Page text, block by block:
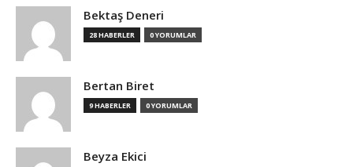
Bektaş Deneri
28 HABERLER 0 YORUMLAR
Bertan Biret
9 HABERLER 0 YORUMLAR
Beyza Ekici